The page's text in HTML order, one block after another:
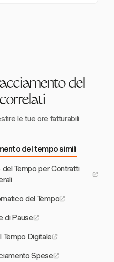
del
le tue ore fatturabili
del tempo simili
del Tempo per Contratti
del Tempo
di Pause
Tempo Digitale
Spese